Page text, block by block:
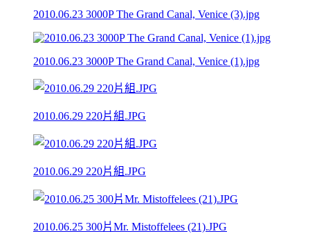
2010.06.23 3000P The Grand Canal, Venice (3).jpg
2010.06.23 3000P The Grand Canal, Venice (1).jpg
2010.06.29 220片組.JPG
2010.06.29 220片組.JPG
2010.06.25 300片Mr. Mistoffelees (21).JPG